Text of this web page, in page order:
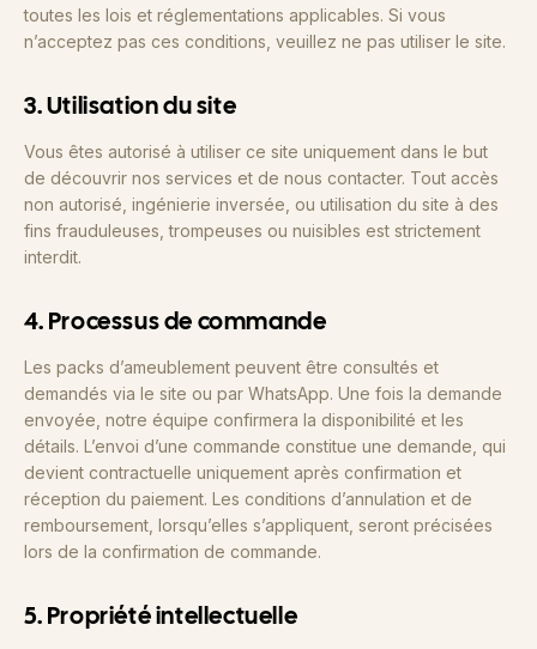
toutes les lois et réglementations applicables. Si vous
n’acceptez pas ces conditions, veuillez ne pas utiliser le site.
3. Utilisation du site
Vous êtes autorisé à utiliser ce site uniquement dans le but
de découvrir nos services et de nous contacter. Tout accès
non autorisé, ingénierie inversée, ou utilisation du site à des
fins frauduleuses, trompeuses ou nuisibles est strictement
interdit.
4. Processus de commande
Les packs d’ameublement peuvent être consultés et
demandés via le site ou par WhatsApp. Une fois la demande
envoyée, notre équipe confirmera la disponibilité et les
détails. L’envoi d’une commande constitue une demande, qui
devient contractuelle uniquement après confirmation et
réception du paiement. Les conditions d’annulation et de
remboursement, lorsqu’elles s’appliquent, seront précisées
lors de la confirmation de commande.
5. Propriété intellectuelle